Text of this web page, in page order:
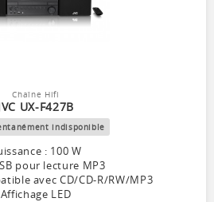
Chaîne Hifi
UX-F427B
indisponible
: 100 W
pour lecture MP3
avec CD/CD-R/RW/MP3
Affichage LED